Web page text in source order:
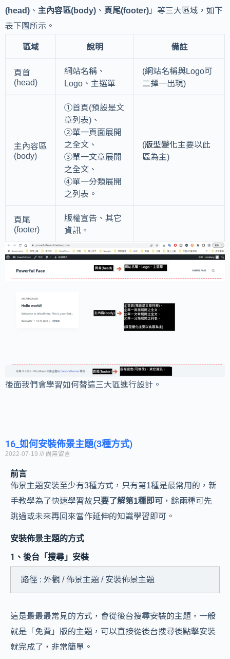
(head) 、 主內容區(body) 、 頁尾(footer) 」等三大區域，如下
表下圖所示。
區域 說明 備註
頁首
(head)
網站名稱、
Logo、主選單
(網站名稱與Logo可
二擇一出現)
主內容區
(body)
①首頁(預設是文
章列表)、
②單一頁面展開
之全文、
③單一文章展開
之全文、
④單一分類展開
之列表。
(版型變化主要以此
區為主)
頁尾
(footer)
版權宣告、其它
資訊。
後面我們會學習如何替這三大區進行設計。
16_如何安裝佈景主題(3種方式)
2022-07-19 尚無留言
前言
佈景主題安裝至少有3種方式，只有第1種是最常用的，新
手教學為了快速學習故只要了解第1種即可 ，餘兩種可先
跳過或未來再回來當作延伸的知識學習即可。
安裝佈景主題的方式
1、後台「搜尋」安裝
路徑 : 外觀 / 佈景主題 / 安裝佈景主題
這是最最最常見的方式， 會從後台搜尋安裝的主題，一般
就是「免費」版的主題 ，可以直接從後台搜尋後點擊安裝
就完成了，非常簡單。